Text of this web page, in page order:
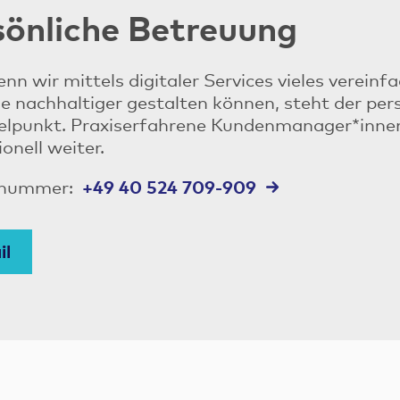
Betreuung
wir mittels digitaler Services vieles
nachhaltiger gestalten können, steht der
Praxiserfahrene
weiter.
+49 40 524 709-909